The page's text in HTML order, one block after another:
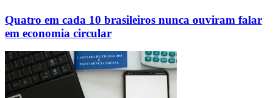
Quatro em cada 10 brasileiros nunca ouviram falar
em economia circular